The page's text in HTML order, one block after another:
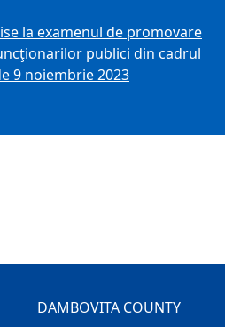
la examenul de promovare
publici din cadrul
9 noiembrie 2023
DAMBOVITA COUNTY